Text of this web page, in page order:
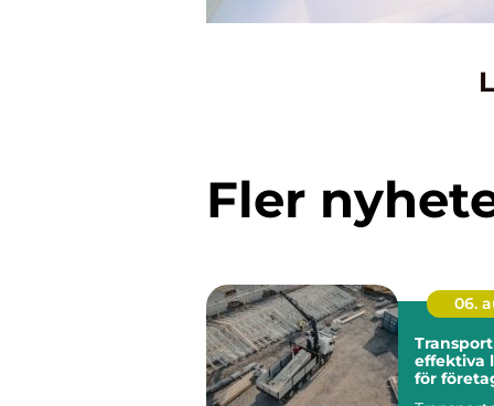
Fler
06.
effektiva
för